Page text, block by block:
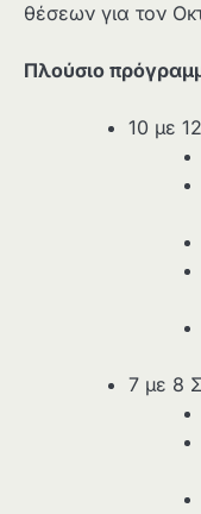
θέσεων για τον
Πλούσιο
10 με
7 με 8